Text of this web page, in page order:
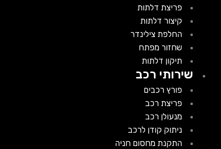
פריצת דלתות
קיצור דלתות
החלפת צילינדר
שחזור מפתח
תיקון דלתות
שירותי רכב
פורץ רכבים
פריצת רכב
מנעולן רכב
ניתוק קודן לרכב
התקנת מחסום חניה